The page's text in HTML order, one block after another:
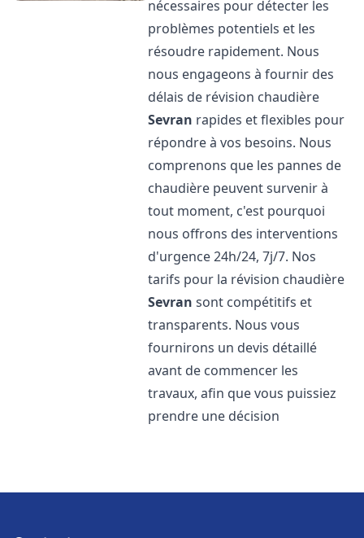
nécessaires pour détecter les
problèmes potentiels et les
résoudre rapidement. Nous
nous engageons à fournir des
délais de révision chaudière
Sevran rapides et flexibles pour
répondre à vos besoins. Nous
comprenons que les pannes de
chaudière peuvent survenir à
tout moment, c'est pourquoi
nous offrons des interventions
d'urgence 24h/24, 7j/7. Nos
tarifs pour la révision chaudière
Sevran sont compétitifs et
transparents. Nous vous
fournirons un devis détaillé
avant de commencer les
travaux, afin que vous puissiez
prendre une décision